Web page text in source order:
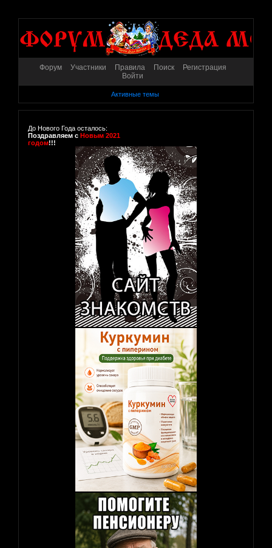
Форум Участники Правила Поиск
Регистрация
Войти
Активные темы
До Нового Года осталось:
Поздравляем с Новым 2021
годом!!!